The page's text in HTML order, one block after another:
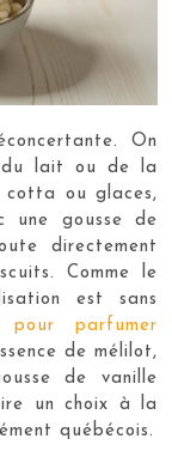
On
du lait ou de la
cotta ou glaces,
une gousse de
directement
Comme le
est sans
parfumer
de mélilot,
de vanille
un choix à la
québécois.